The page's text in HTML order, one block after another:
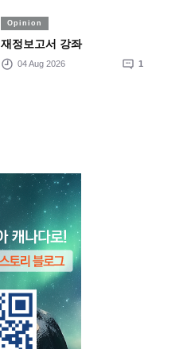
Opinion
재정보고서 강좌
04 Aug 2026 1